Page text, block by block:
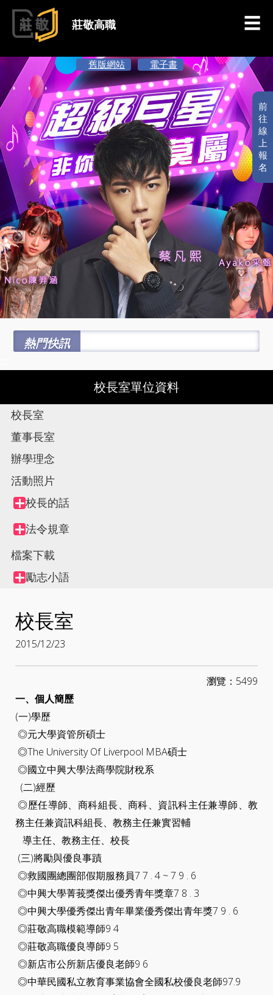
跳到主要內容
莊敬高職
前
往
線
上
報
名
舊版網站 電子書
熱門快訊
校長室單位資料
校長室
董事長室
辦學理念
活動照片
Collapse
node
Tree
view,
校長的話
Collapse
node
法令規章
檔案下載
Collapse
勵志小語
校長室
2015/12/23
瀏覽：5499
一、個人簡歷
(一)學歷
◎元大學資管所碩士
◎The University Of Liverpool MBA碩士
◎國立中興大學法商學院財稅系
(二)經歷
◎歷任導師、商科組長、商科、資訊科主任兼導師、教
務主任兼資訊科組長、教務主任兼實習輔
導主任、教務主任、校長
(三)將勵與優良事蹟
◎救國團總團部假期服務員7 7 . 4 ~ 7 9 . 6
◎中興大學菁莪獎傑出優秀青年獎章7 8 . 3
◎中興大學優秀傑出青年畢業優秀傑出青年獎7 9 . 6
◎莊敬高職模範導師9 4
◎莊敬高職優良導師9 5
◎新店市公所新店優良老師9 6
◎中華民國私立教育事業協會全國私校優良老師97.9